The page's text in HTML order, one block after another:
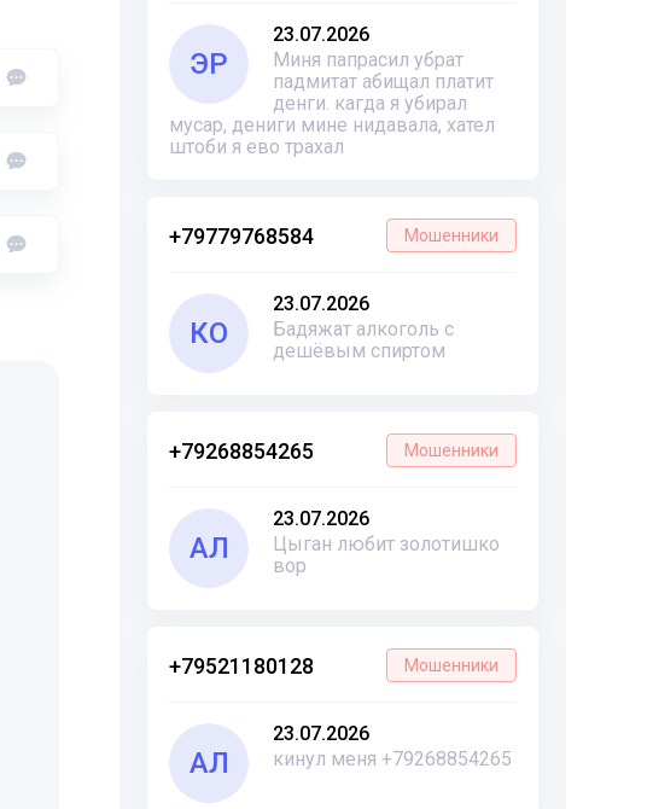
ЭР
23.07.2026
Миня папрасил убрат
падмитат абищал платит
денги. кагда я убирал
мусар, дениги мине нидавала, хател
штоби я ево трахал
+79779768584 Мошенники
КО
23.07.2026
Бадяжат алкоголь с
дешёвым спиртом
+79268854265 Мошенники
АЛ
23.07.2026
Цыган любит золотишко
вор
+79521180128 Мошенники
АЛ
23.07.2026
кинул меня +79268854265